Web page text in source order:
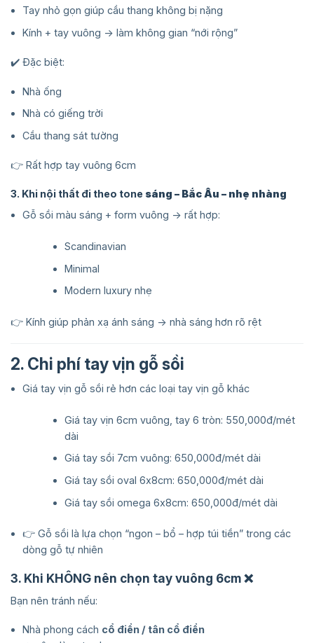
Tay nhỏ gọn giúp cầu thang không bị nặng
Kính + tay vuông → làm không gian “nới rộng”
✔️ Đặc biệt:
Nhà ống
Nhà có giếng trời
Cầu thang sát tường
👉 Rất hợp tay vuông 6cm
3. Khi nội thất đi theo tone sáng – Bắc Âu – nhẹ nhàng
Gỗ sồi màu sáng + form vuông → rất hợp:
Scandinavian
Minimal
Modern luxury nhẹ
👉 Kính giúp phản xạ ánh sáng → nhà sáng hơn rõ rệt
2. Chi phí tay vịn gỗ sồi
Giá tay vịn gỗ sồi rẻ hơn các loại tay vịn gỗ khác
Giá tay vịn 6cm vuông, tay 6 tròn: 550,000đ/mét
dài
Giá tay sồi 7cm vuông: 650,000đ/mét dài
Giá tay sồi oval 6x8cm: 650,000đ/mét dài
Giá tay sồi omega 6x8cm: 650,000đ/mét dài
👉 Gỗ sồi là lựa chọn “ngon – bổ – hợp túi tiền” trong các
dòng gỗ tự nhiên
3. Khi KHÔNG nên chọn tay vuông 6cm ❌
Bạn nên tránh nếu:
Nhà phong cách cổ điển / tân cổ điển